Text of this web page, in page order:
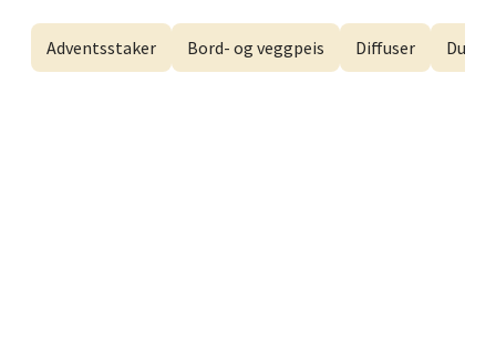
Adventsstaker Bord- og veggpeis Diffuser
Herbarium